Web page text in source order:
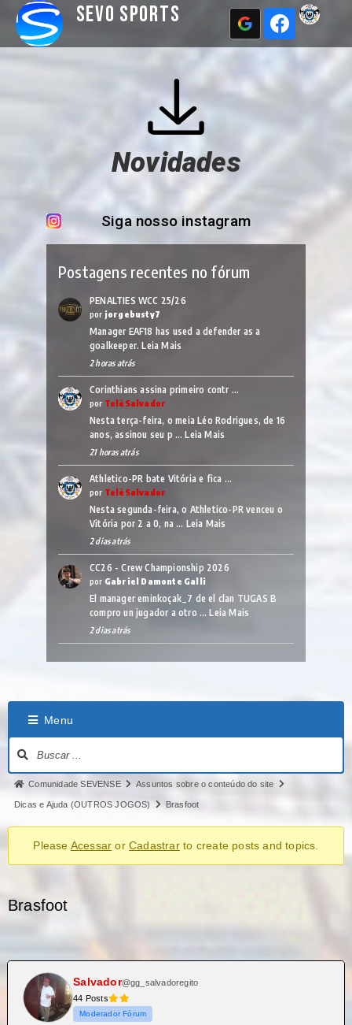
Sevo Sports
Novidades
Siga nosso instagram
Postagens recentes no fórum
PENALTIES WCC 25/26
por jorgebusty7
Manager EAF18 has used a defender as a
goalkeeper.Leia Mais
2 horas atrás
Corinthians assina primeiro contr …
por TelêSalvador
Nesta terça-feira, o meia Léo Rodrigues, de 16
anos, assinou seu p …Leia Mais
21 horas atrás
Athletico-PR bate Vitória e fica …
por TelêSalvador
Nesta segunda-feira, o Athletico-PR venceu o
Vitória por 2 a 0, na … Leia Mais
2 dias atrás
CC26 - Crew Championship 2026
por Gabriel Damonte Galli
El manager eminkoçak_7 de el clan TUGAS B
compro un jugador a otro …Leia Mais
2 dias atrás
Menu
Comunidade SEVENSE Assuntos sobre o conteúdo do site
Dicas e Ajuda (OUTROS JOGOS) Brasfoot
Please Acessar orCadastrarto create posts and topics.
Brasfoot
Salvador@gg_salvadoregito
44 Posts
Moderador Fórum